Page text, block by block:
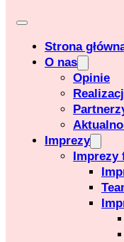
Strona
O nas
Opinie
Imprezy
Imprezy